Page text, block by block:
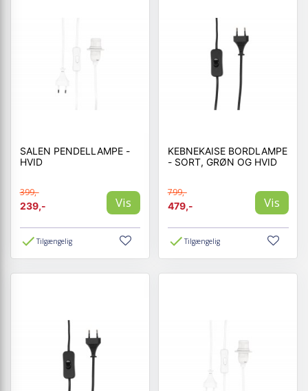
SALEN PENDELLAMPE -
HVID
399,-
239,-
Vis
Tilgængelig
KEBNEKAISE BORDLAMPE
- SORT, GRØN OG HVID
799,-
479,-
Vis
Tilgængelig